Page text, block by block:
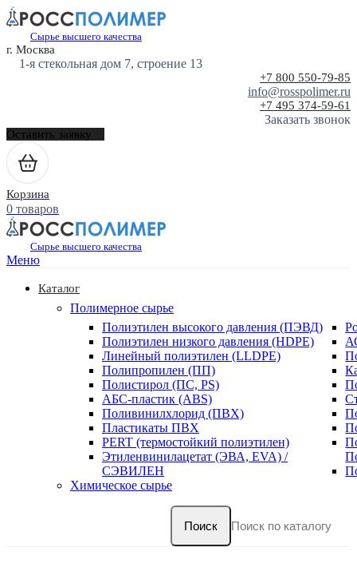
Сырье высшего качества
г. Москва
1-я стекольная дом 7, строение 13
+7 800 550-79-85
info@rosspolimer.ru
+7 495 374-59-61
Заказать звонок
Оставить заявку
Корзина
0 товаров
Сырье высшего качества
Меню
Каталог
Полимерное сырье
Полиэтилен высокого давления (ПЭВД)
Полиэтилен низкого давления (HDPE)
Линейный полиэтилен (LLDPE)
Полипропилен (ПП)
Полистирол (ПС, PS)
АБС-пластик (ABS)
Поливинилхлорид (ПВХ)
Пластикаты ПВХ
PERT (термостойкий полиэтилен)
Этиленвинилацетат (ЭВА, EVA) /
СЭВИЛЕН
Химическое сырье
Поиск